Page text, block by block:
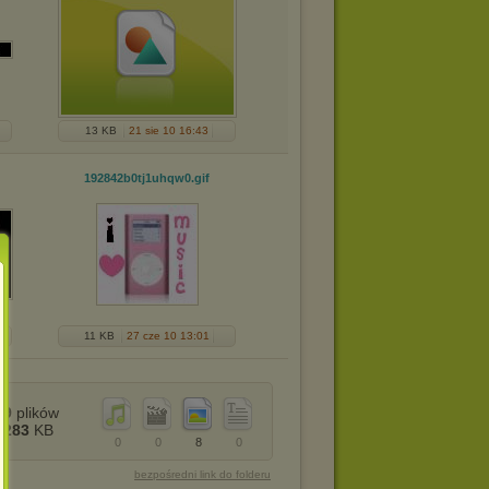
13 KB 21 sie 10 16:43
192842b0tj1uhqw0.gif
11 KB 27 cze 10 13:01
0
8
0
0
9 plików
283 KB
bezpośredni link do folderu